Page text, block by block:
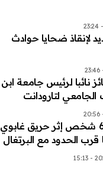
لإنقاذ ضحايا حوادث
نائبا لرئيس جامعة ابن
لتارودانت
إجلاء أكثر من 600 شخص إثر حريق غابوي
قرب الحدود مع البرتغال